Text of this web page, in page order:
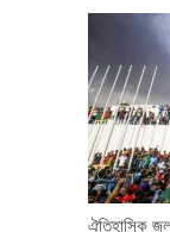
ঐতিহাসিক